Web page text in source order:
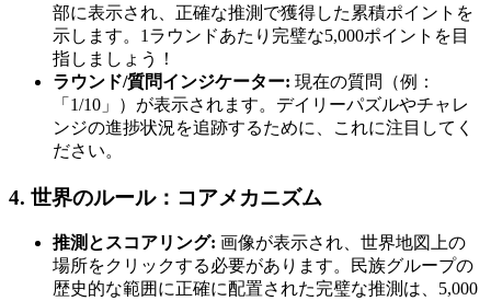
部に表示され、正確な推測で獲得した累積ポイントを
示します。1ラウンドあたり完璧な5,000ポイントを目
指しましょう！
ラウンド/質問インジケーター: 現在の質問（例：
「1/10」）が表示されます。デイリーパズルやチャレ
ンジの進捗状況を追跡するために、これに注目してく
ださい。
4. 世界のルール：コアメカニズム
推測とスコアリング: 画像が表示され、世界地図上の
場所をクリックする必要があります。民族グループの
歴史的な範囲に正確に配置された完璧な推測は、5,000